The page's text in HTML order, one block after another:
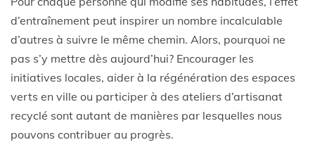
d’entraînement peut inspirer un nombre incalculable
d’autres à suivre le même chemin. Alors, pourquoi ne
pas s’y mettre dès aujourd’hui? Encourager les
initiatives locales, aider à la régénération des espaces
verts en ville ou participer à des ateliers d’artisanat
recyclé sont autant de manières par lesquelles nous
pouvons contribuer au progrès.